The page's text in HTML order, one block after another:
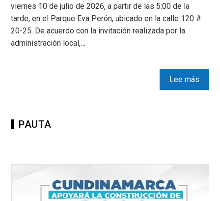
viernes 10 de julio de 2026, a partir de las 5:00 de la
tarde, en el Parque Eva Perón, ubicado en la calle 120 #
20-25. De acuerdo con la invitación realizada por la
administración local,…
Lee más
PAUTA